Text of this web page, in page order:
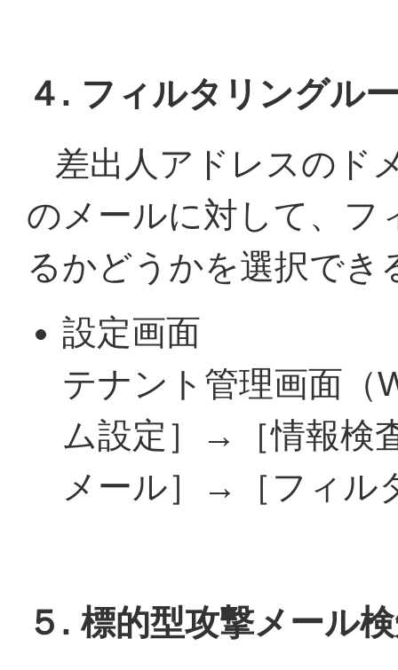
４. フィルタリングル
差出人アドレスのド
のメールに対して、フ
るかどうかを選択でき
設定画面
テナント管理画面
ム設定］→［情報検
メール］→［フィル
５. 標的型攻撃メール